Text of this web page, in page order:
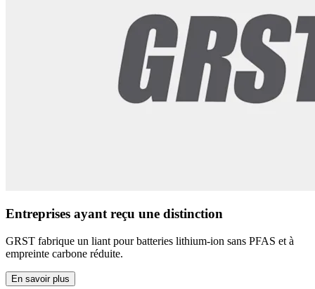
Entreprises ayant reçu une distinction
GRST fabrique un liant pour batteries lithium-ion sans PFAS et à
empreinte carbone réduite.
En savoir plus